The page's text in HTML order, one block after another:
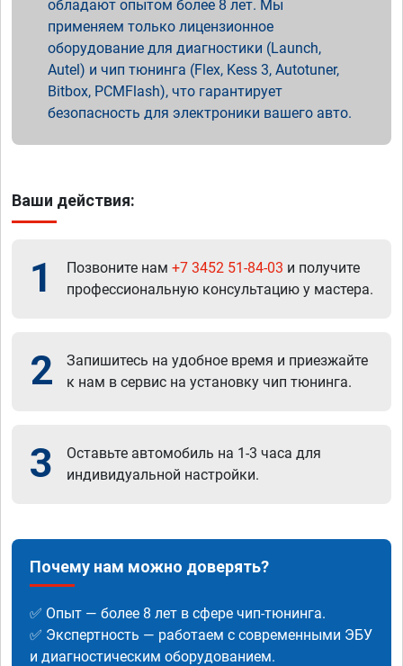
обладают опытом более 8 лет. Мы
применяем только лицензионное
оборудование для диагностики (Launch,
Autel) и чип тюнинга (Flex, Kess 3, Autotuner,
Bitbox, PCMFlash), что гарантирует
безопасность для электроники вашего авто.
Ваши действия:
1 Позвоните нам +7 3452 51-84-03 и получите
профессиональную консультацию у мастера.
2
Запишитесь на удобное время и приезжайте
к нам в сервис на установку чип тюнинга.
3
Оставьте автомобиль на 1-3 часа для
индивидуальной настройки.
Почему нам можно доверять?
✅ Опыт — более 8 лет в сфере чип-тюнинга.
✅ Экспертность — работаем с современными ЭБУ
и диагностическим оборудованием.